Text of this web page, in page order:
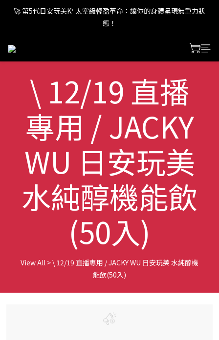
🚀 第5代日安玩美K⁺ 太空級輕盈革命：讓你的身體呈現無重力狀
態！
🚀 第5代日安玩美K⁺ 太空級輕盈革命：讓你的身體呈現無重力狀
態！
🚀 第5代日安玩美K⁺ 太空級輕盈革命：讓你的身體呈現無重力狀
\ 12/19 直播
專用 / JACKY
WU 日安玩美
水純醇機能飲
(50入)
View All >\ 12/19 直播專用 / JACKY WU 日安玩美 水純醇機
能飲(50入)